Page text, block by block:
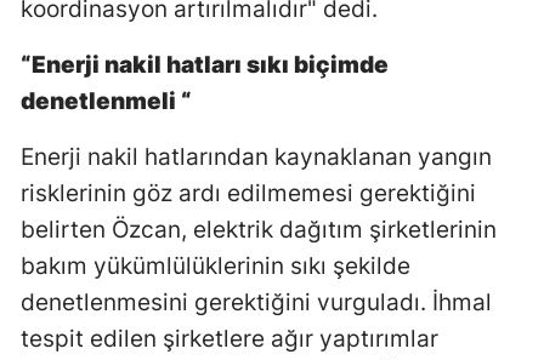
koordinasyon artırılmalıdır" dedi.
“Enerji nakil hatları sıkı biçimde
denetlenmeli “
Enerji nakil hatlarından kaynaklanan yangın
risklerinin göz ardı edilmemesi gerektiğini
belirten Özcan, elektrik dağıtım şirketlerinin
bakım yükümlülüklerinin sıkı şekilde
denetlenmesini gerektiğini vurguladı. İhmal
tespit edilen şirketlere ağır yaptırımlar